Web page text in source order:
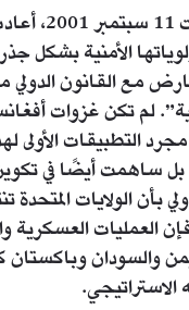
ثانياً، بعد
الأمنية بشكل
مع القانون الدولي
(2003) مجرد التطبيقات
ساهمت أيضًا في
بأن الولايات المتحدة
فإن العمليات
والسودان